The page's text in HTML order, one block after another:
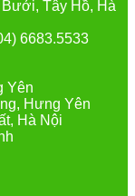
Tây Hồ, Hà
6683.5533
Yên
Hưng Yên
Hà Nội